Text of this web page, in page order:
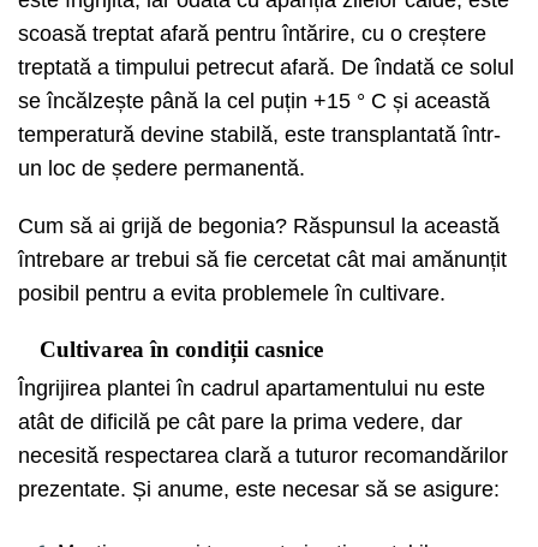
scoasă treptat afară pentru întărire, cu o creștere
treptată a timpului petrecut afară. De îndată ce solul
se încălzește până la cel puțin +15 ° C și această
temperatură devine stabilă, este transplantată într-
un loc de ședere permanentă.
Cum să ai grijă de begonia? Răspunsul la această
întrebare ar trebui să fie cercetat cât mai amănunțit
posibil pentru a evita problemele în cultivare.
Cultivarea în condiții casnice
Îngrijirea plantei în cadrul apartamentului nu este
atât de dificilă pe cât pare la prima vedere, dar
necesită respectarea clară a tuturor recomandărilor
prezentate. Și anume, este necesar să se asigure: